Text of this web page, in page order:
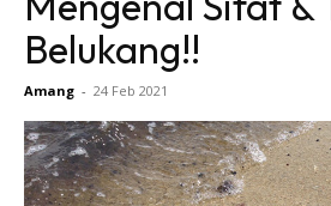
Belukang!!
Amang - 24 Feb 2021